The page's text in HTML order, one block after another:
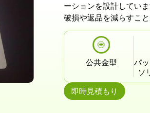
ーションを設計してい
破損や返品を減らすこと
公共金型
パ
ソ
即時見積もり